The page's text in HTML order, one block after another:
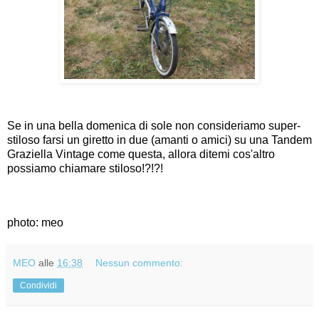
Se in una bella domenica di sole non consideriamo super-
stiloso farsi un giretto in due (amanti o amici) su una Tandem
Graziella Vintage come questa, allora ditemi cos'altro
possiamo chiamare stiloso!?!?!
photo: meo
MEO alle 16:38 Nessun commento:
Condividi